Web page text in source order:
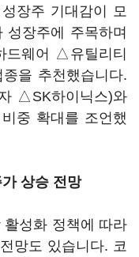
장주 기대감이 모
장주에 주목하며
웨어 △유틸리티
을 추천했습니다.
△SK하이닉스)와
중 확대를 조언했
상승 전망
성화 정책에 따라
망도 있습니다. 코